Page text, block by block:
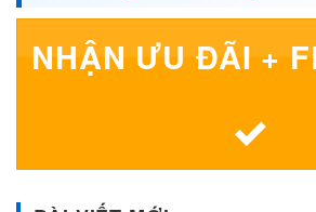
NHẬN ƯU ĐÃI +